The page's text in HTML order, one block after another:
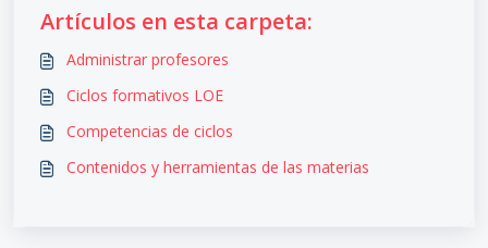
Artículos en esta carpeta:
Administrar profesores
Ciclos formativos LOE
Competencias de ciclos
Contenidos y herramientas de las materias